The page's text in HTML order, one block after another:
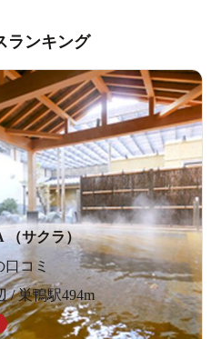
ランキング
（サクラ）
口コミ
/ 巣鴨駅494m